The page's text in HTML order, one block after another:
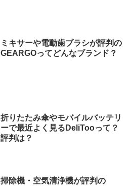
ミキサーや電動歯ブラシが評判の
GEARGOってどんなブランド？
折りたたみ傘やモバイルバッテリ
ーで最近よく見るDeliTooって？
評判は？
掃除機・空気清浄機が評判の